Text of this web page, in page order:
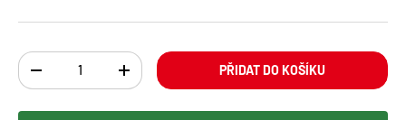
Ks
TRANSLATION MISSING: CS.CART.ITEMS.DECREASE_QUANTITY
TRANSLATION MISSING:PŘIDAT DO KOŠÍKU